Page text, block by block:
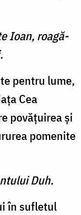
Ioan, roagă-
pentru lume,
Cea
povăţuirea şi
pomenite
Duh.
în sufletul